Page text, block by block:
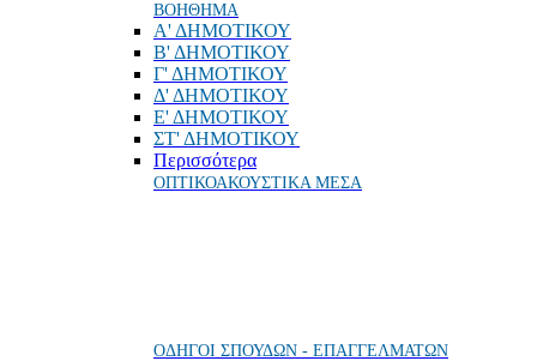
ΒΟΗΘΗΜΑ
Α' ΔΗΜΟΤΙΚΟΥ
Β' ΔΗΜΟΤΙΚΟΥ
Γ' ΔΗΜΟΤΙΚΟΥ
Δ' ΔΗΜΟΤΙΚΟΥ
Ε' ΔΗΜΟΤΙΚΟΥ
ΣΤ' ΔΗΜΟΤΙΚΟΥ
Περισσότερα
ΟΠΤΙΚΟΑΚΟΥΣΤΙΚΑ ΜΕΣΑ
ΟΔΗΓΟΙ ΣΠΟΥΔΩΝ - ΕΠΑΓΓΕΛΜΑΤΩΝ